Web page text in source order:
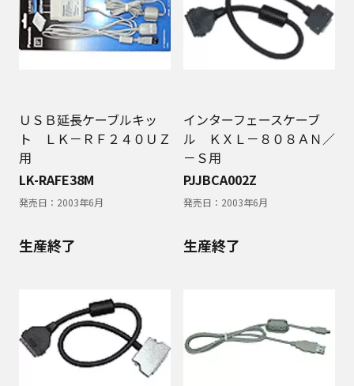
ＵＳＢ延長ケーブルキッ
ト ＬＫ－ＲＦ２４０ＵＺ
用
LK-RAFE38M
発売日： 2003年6月
インターフェースケーブ
ル ＫＸＬ－８０８ＡＮ／
－Ｓ用
PJJBCA002Z
発売日： 2003年6月
生産終了 生産終了